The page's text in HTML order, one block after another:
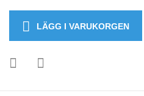
LÄGG I VARUKORGEN